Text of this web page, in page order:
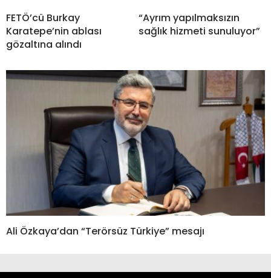
FETÖ’cü Burkay
Karatepe’nin ablası
gözaltına alındı
“Ayrım yapılmaksızın
sağlık hizmeti sunuluyor”
Ali Özkaya’dan “Terörsüz Türkiye” mesajı